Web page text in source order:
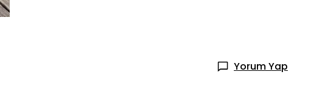
Yorum Yap